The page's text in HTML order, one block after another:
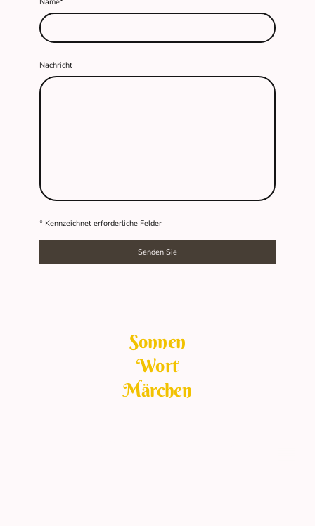
Nachricht
* Kennzeichnet erforderliche Felder
Senden Sie
Sonnen
Wort
Märchen